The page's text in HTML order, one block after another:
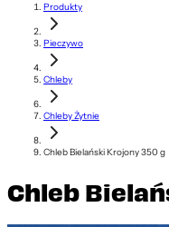
Produkty
Pieczywo
Chleby
Chleby Żytnie
Chleb Bielański Krojony 350 g
Chleb